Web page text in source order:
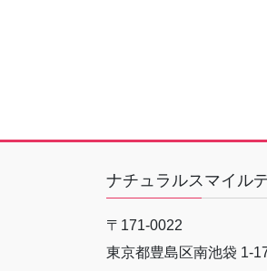
ナチュラルスマイル
〒171-0022
東京都豊島区南池袋 1-